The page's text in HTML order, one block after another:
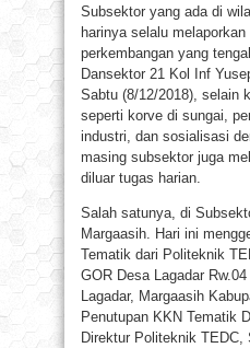
Subsektor yang ada di
harinya selalu
perkembangan yang
Dansektor 21 Kol Inf
Sabtu (8/12/2018), selain
seperti korve di sungai,
industri, dan sosialisasi
masing subsektor juga
diluar tugas harian.
Salah satunya, di
Margaasih. Hari ini
Tematik dari Politeknik
GOR Desa Lagadar
Lagadar, Margaasih
Penutupan KKN Tematik
Direktur Politeknik TEDC,